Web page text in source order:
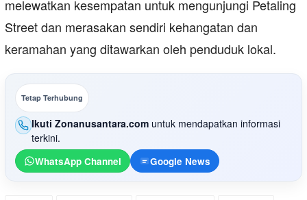
melewatkan kesempatan untuk mengunjungi Petaling
Street dan merasakan sendiri kehangatan dan
keramahan yang ditawarkan oleh penduduk lokal.
Tetap Terhubung
Ikuti Zonanusantara.com untuk mendapatkan informasi
terkini.
WhatsApp Channel Google News